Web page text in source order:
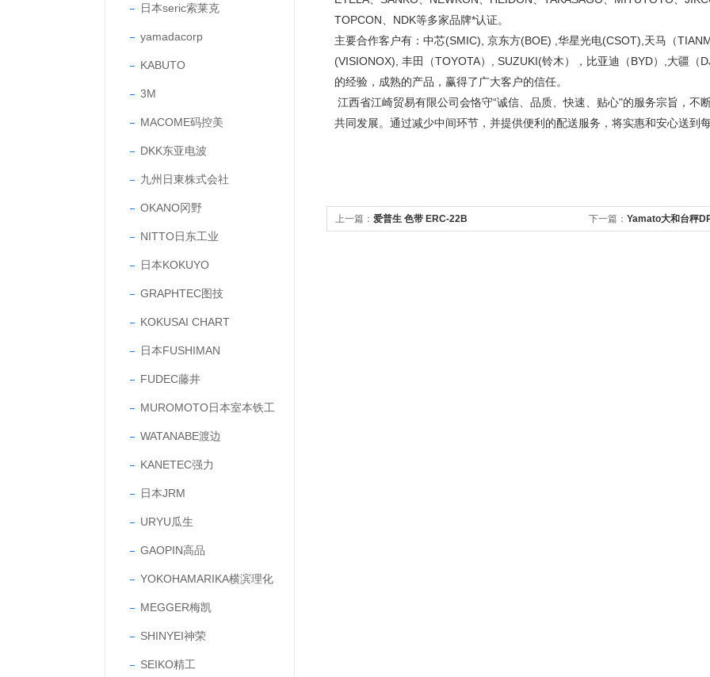
日本seric索莱克
yamadacorp
KABUTO
3M
MACOME码控美
DKK东亚电波
九州日東株式会社
OKANO冈野
NITTO日东工业
日本KOKUYO
GRAPHTEC图技
KOKUSAI CHART
日本FUSHIMAN
FUDEC藤井
MUROMOTO日本室本铁工
WATANABE渡边
KANETEC强力
日本JRM
URYU瓜生
GAOPIN高品
YOKOHAMARIKA横滨理化
MEGGER梅凯
SHINYEI神荣
SEIKO精工
TOPCON、NDK等多家品牌*认证。
主要合作客户有：中芯(SMIC), 京东方(BOE) ,华星光电(CSOT),天马（
(VISIONOX), 丰田（TOYOTA）, SUZUKI(铃木），比亚迪（BYD）,大疆（
的经验，成熟的产品，赢得了广大客户的信任。
江西省江崎贸易有限公司会恪守“诚信、品质、快速、贴心"的服务宗旨，不
共同发展。通过减少中间环节，并提供便利的配送服务，将实惠和安心送到
上一篇： 爱普生 色带 ERC-22B 下一篇： Yamato大和台秤